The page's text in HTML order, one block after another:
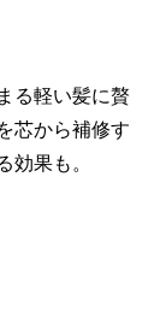
る軽い髪に贅
芯から補修す
効果も。